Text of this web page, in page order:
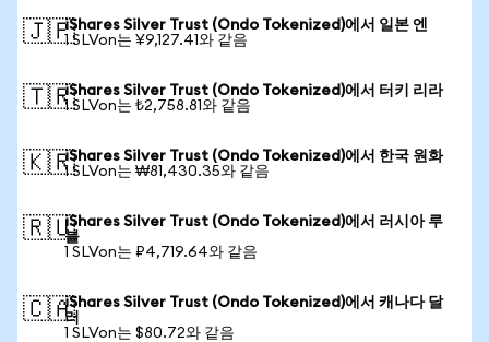
🇯🇵iShares Silver Trust (Ondo Tokenized)에서 일본 엔
1 SLVon는 ¥9,127.41와 같음
🇹🇷iShares Silver Trust (Ondo Tokenized)에서 터키 리라
1 SLVon는 ₺2,758.81와 같음
🇰🇷iShares Silver Trust (Ondo Tokenized)에서 한국 원화
1 SLVon는 ₩81,430.35와 같음
🇷🇺iShares Silver Trust (Ondo Tokenized)에서 러시아 루
블
1 SLVon는 ₽4,719.64와 같음
🇨🇦iShares Silver Trust (Ondo Tokenized)에서 캐나다 달
러
1 SLVon는 $80.72와 같음